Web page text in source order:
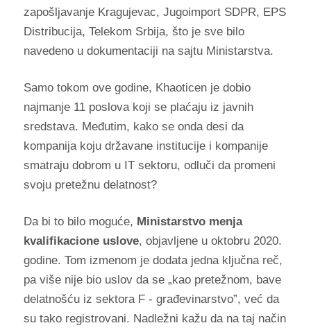
zapošljavanje Kragujevac, Jugoimport SDPR, EPS
Distribucija, Telekom Srbija, što je sve bilo
navedeno u dokumentaciji na sajtu Ministarstva.
Samo tokom ove godine, Khaoticen je dobio
najmanje 11 poslova koji se plaćaju iz javnih
sredstava. Međutim, kako se onda desi da
kompanija koju državane institucije i kompanije
smatraju dobrom u IT sektoru, odluči da promeni
svoju pretežnu delatnost?
Da bi to bilo moguće, Ministarstvo menja
kvalifikacione uslove, objavljene u oktobru 2020.
godine. Tom izmenom je dodata jedna ključna reč,
pa više nije bio uslov da se „kao pretežnom, bave
delatnošću iz sektora F - građevinarstvo”, već da
su tako registrovani. Nadležni kažu da na taj način